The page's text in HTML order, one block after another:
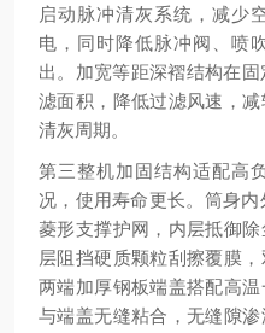
启动脉冲清灰系统，减少
电，同时降低脉冲阀、喷
出。加宽等距深褶结构在
滤面积，降低过滤风速，
清灰周期。
第三整机加固结构适配高
况，使用寿命更长。筒身
菱形支撑护网，内层抵御
层阻挡硬质颗粒刮擦覆膜
两端加厚钢板端盖搭配高
与端盖无缝粘合，无缝隙